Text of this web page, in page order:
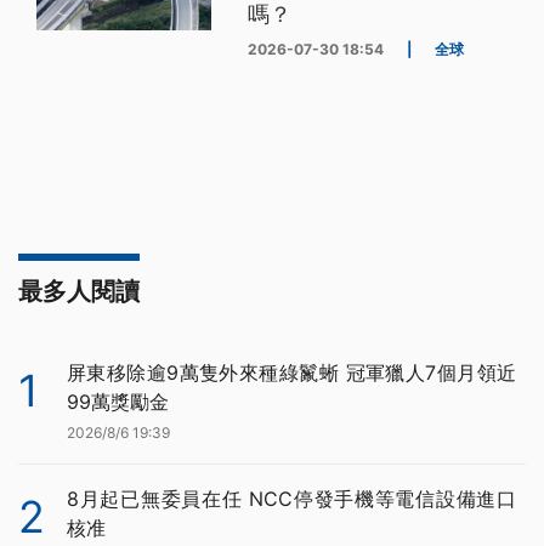
嗎？
2026-07-30 18:54 全球
最多人閱讀
1
屏東移除逾9萬隻外來種綠鬣蜥 冠軍獵人7個月領近
99萬獎勵金
2026/8/6 19:39
2
8月起已無委員在任 NCC停發手機等電信設備進口
核准